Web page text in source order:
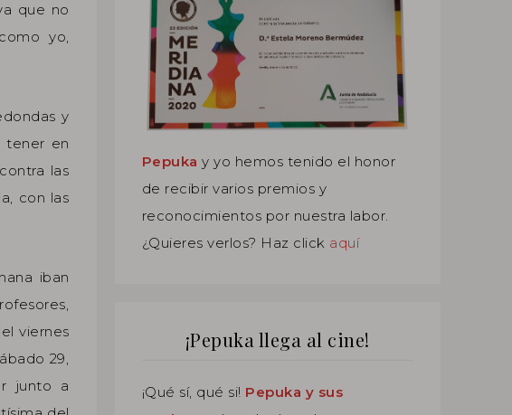
que no
yo,
y
tener en
las
con las
iban
viernes
29,
junto a
Pepuka y yo hemos tenido el honor
de recibir varios premios y
reconocimientos por nuestra labor.
¿Quieres verlos? Haz click aquí
¡Pepuka llega al cine!
¡Qué sí, qué si! Pepuka y sus